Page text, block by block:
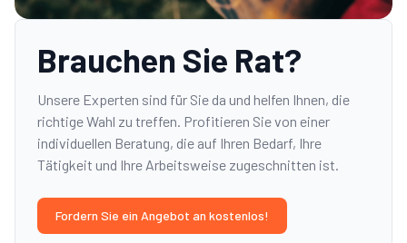
Brauchen Sie Rat?
Unsere Experten sind für Sie da und helfen Ihnen, die
richtige Wahl zu treffen. Profitieren Sie von einer
individuellen Beratung, die auf Ihren Bedarf, Ihre
Tätigkeit und Ihre Arbeitsweise zugeschnitten ist.
Fordern Sie ein Angebot an kostenlos!